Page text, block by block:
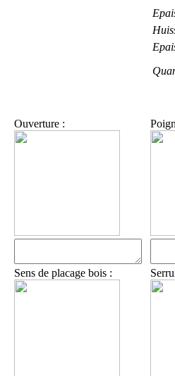
Ouverture :
Sens de placage bois :